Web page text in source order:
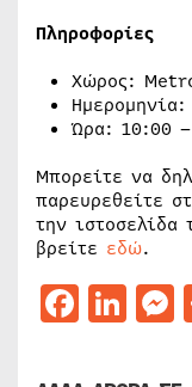
Πληροφορίες
Χώρος:
Ώρα: 10:00
Μπορείτε να
παρευρεθείτε
την
βρείτε εδώ.